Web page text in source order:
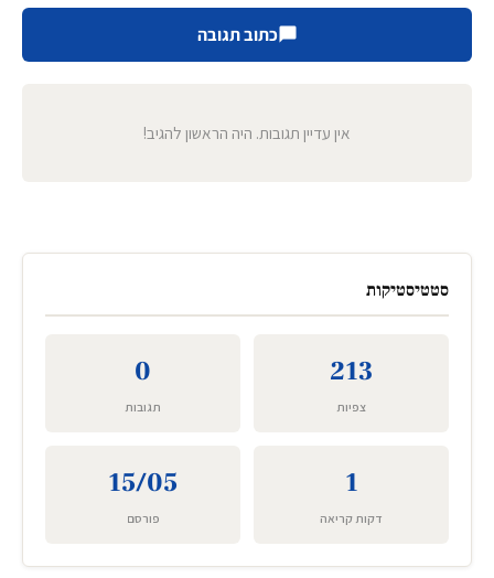
כתוב תגובה
אין עדיין תגובות. היה הראשון להגיב!
סטטיסטיקות
213
צפיות
0
תגובות
1
דקות קריאה
15/05
פורסם